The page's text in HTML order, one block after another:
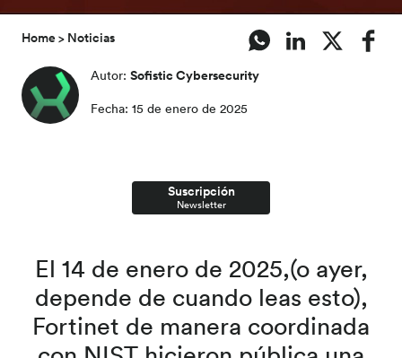
Home Noticias
Autor: Sofistic Cybersecurity
Fecha: 15 de enero de 2025
Suscripción
Newsletter
El 14 de enero de 2025,(o ayer,
depende de cuando leas esto),
Fortinet de manera coordinada